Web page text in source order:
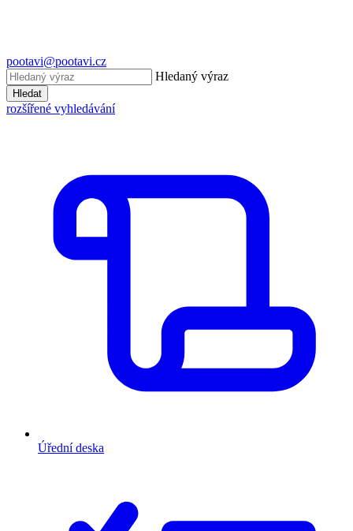
pootavi@pootavi.cz
Hledaný výraz
Hledat
rozšířené vyhledávání
Úřední deska